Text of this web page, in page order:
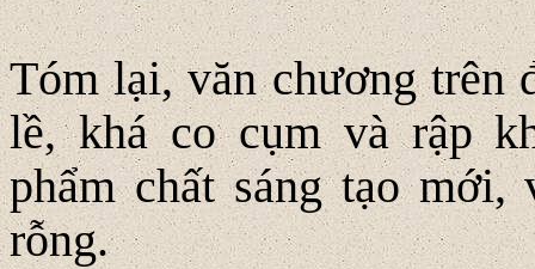
Tóm lại, văn chương trên
lề, khá co cụm và rập
phẩm chất sáng tạo
rỗng.